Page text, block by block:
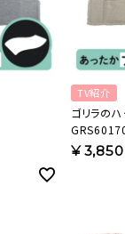
TV紹介
ゴリラの
¥3,850